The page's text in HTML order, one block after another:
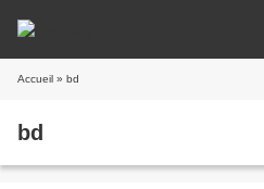
Accueil » bd
bd